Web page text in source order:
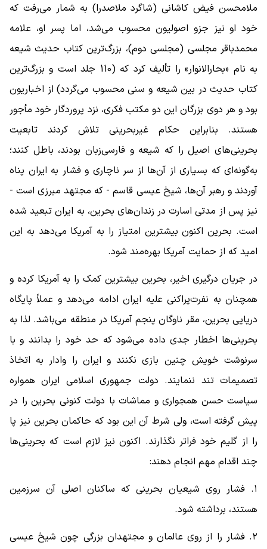
ملامحسن فیض کاشانی (شاگرد ملاصدرا) به شمار می‌رفت که
خود او نیز جزو اصولیون محسوب می‌شد، اما پسر او، علامه
محمدباقر مجلسی (مجلسی دوم)، بزرگ‌ترین کتاب حدیث شیعه
به نام «بحارالانوار» را تألیف کرد که (110 جلد است و بزرگ‌ترین
کتاب حدیث در بین شیعه و سنی محسوب می‌گردد) از اخباریون
بود و هر دوی بزرگان این دو مکتب فکری، نزد پروردگار خود مأجور
هستند. بنابراین حکام غیربحرینی تلاش کردند تابعیت
بحرینی‌های اصیل را که شیعه و فارسی‌زبان بودند، باطل کنند؛
به‌گونه‌ای که بسیاری از آن‌ها از سر ناچاری و فشار به ایران پناه
آوردند و رهبر آن‌ها، شیخ عیسی قاسم - که مجتهد مبرزی است -
نیز پس از مدتی اسارت در زندان‌های بحرین، به ایران تبعید شده
است. بحرین اکنون بیشترین امتیاز را به آمریکا می‌دهد به این
امید که از حمایت آمریکا بهره‌مند شود.
در جریان درگیری اخیر، بحرین بیشترین کمک را به آمریکا کرده و
همچنان به نفرت‌پراکنی علیه ایران ادامه می‌دهد و عملاً پایگاه
دریایی بحرین، مقر ناوگان پنجم آمریکا در منطقه می‌باشد. لذا به
بحرینی‌ها اخطار جدی داده می‌شود که حد خود را بدانند و با
سرنوشت خویش چنین بازی نکنند و ایران را وادار به اتخاذ
تصمیمات تند ننمایند. دولت جمهوری اسلامی ایران همواره
سیاست حسن همجواری و مماشات با دولت کنونی بحرین را در
پیش گرفته است، ولی شرط آن این بود که حاکمان بحرین نیز پا
را از گلیم خود فراتر نگذارند. اکنون نیز لازم است که بحرینی‌ها
چند اقدام مهم انجام دهند:
۱. فشار روی شیعیان بحرینی که ساکنان اصلی آن سرزمین
هستند، برداشته شود.
۲. فشار را از روی عالمان و مجتهدان بزرگی چون شیخ عیسی